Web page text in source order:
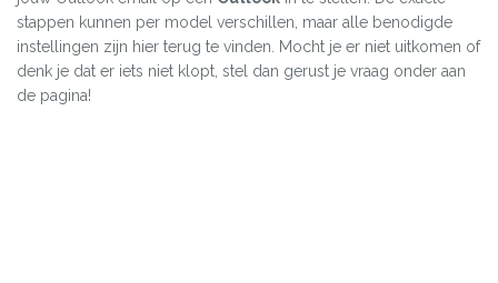
stappen kunnen per model verschillen, maar alle benodigde
instellingen zijn hier terug te vinden. Mocht je er niet uitkomen of
denk je dat er iets niet klopt, stel dan gerust je vraag onder aan
de pagina!